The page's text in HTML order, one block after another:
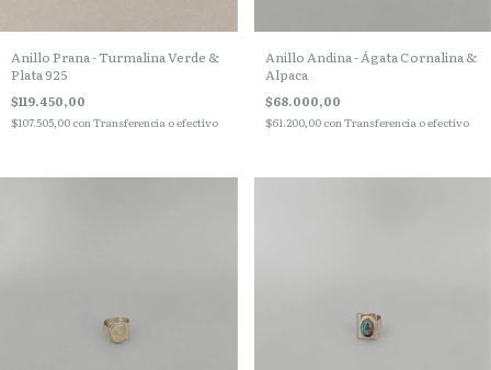
Anillo Prana - Turmalina Verde &
Plata 925
$119.450,00
$107.505,00 conTransferencia o efectivo
Anillo Andina - Ágata Cornalina &
Alpaca
$68.000,00
$61.200,00 conTransferencia o efectivo